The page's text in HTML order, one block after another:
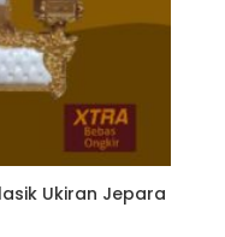
Ukiran Jepara